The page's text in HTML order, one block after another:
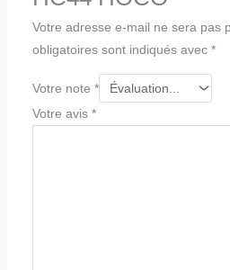
Votre adresse e-mail ne sera pas
obligatoires sont indiqués avec *
Votre note *
Votre avis *